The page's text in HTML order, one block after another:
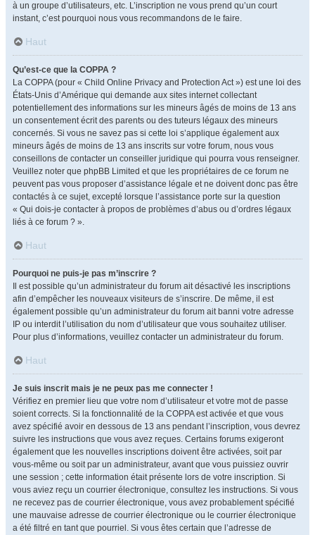
à un groupe d’utilisateurs, etc. L’inscription ne vous prend qu’un court
instant, c’est pourquoi nous vous recommandons de le faire.
Haut
Qu’est-ce que la COPPA ?
La COPPA (pour « Child Online Privacy and Protection Act ») est une loi des
États-Unis d’Amérique qui demande aux sites internet collectant
potentiellement des informations sur les mineurs âgés de moins de 13 ans
un consentement écrit des parents ou des tuteurs légaux des mineurs
concernés. Si vous ne savez pas si cette loi s’applique également aux
mineurs âgés de moins de 13 ans inscrits sur votre forum, nous vous
conseillons de contacter un conseiller juridique qui pourra vous renseigner.
Veuillez noter que phpBB Limited et que les propriétaires de ce forum ne
peuvent pas vous proposer d’assistance légale et ne doivent donc pas être
contactés à ce sujet, excepté lorsque l’assistance porte sur la question
« Qui dois-je contacter à propos de problèmes d’abus ou d’ordres légaux
liés à ce forum ? ».
Haut
Pourquoi ne puis-je pas m’inscrire ?
Il est possible qu’un administrateur du forum ait désactivé les inscriptions
afin d’empêcher les nouveaux visiteurs de s’inscrire. De même, il est
également possible qu’un administrateur du forum ait banni votre adresse
IP ou interdit l’utilisation du nom d’utilisateur que vous souhaitez utiliser.
Pour plus d’informations, veuillez contacter un administrateur du forum.
Haut
Je suis inscrit mais je ne peux pas me connecter !
Vérifiez en premier lieu que votre nom d’utilisateur et votre mot de passe
soient corrects. Si la fonctionnalité de la COPPA est activée et que vous
avez spécifié avoir en dessous de 13 ans pendant l’inscription, vous devrez
suivre les instructions que vous avez reçues. Certains forums exigeront
également que les nouvelles inscriptions doivent être activées, soit par
vous-même ou soit par un administrateur, avant que vous puissiez ouvrir
une session ; cette information était présente lors de votre inscription. Si
vous aviez reçu un courrier électronique, consultez les instructions. Si vous
ne recevez pas de courrier électronique, vous avez probablement spécifié
une mauvaise adresse de courrier électronique ou le courrier électronique
a été filtré en tant que pourriel. Si vous êtes certain que l’adresse de